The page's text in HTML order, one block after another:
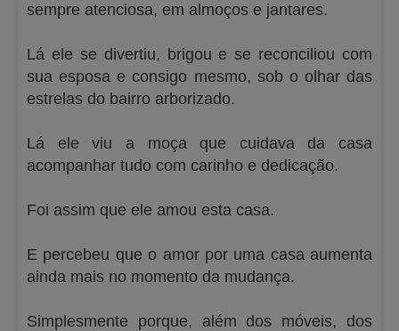
sempre atenciosa, em almoços e jantares.
Lá ele se divertiu, brigou e se reconciliou com
sua esposa e consigo mesmo, sob o olhar das
estrelas do bairro arborizado.
Lá ele viu a moça que cuidava da casa
acompanhar tudo com carinho e dedicação.
Foi assim que ele amou esta casa.
E percebeu que o amor por uma casa aumenta
ainda mais no momento da mudança.
Simplesmente porque, além dos móveis, dos